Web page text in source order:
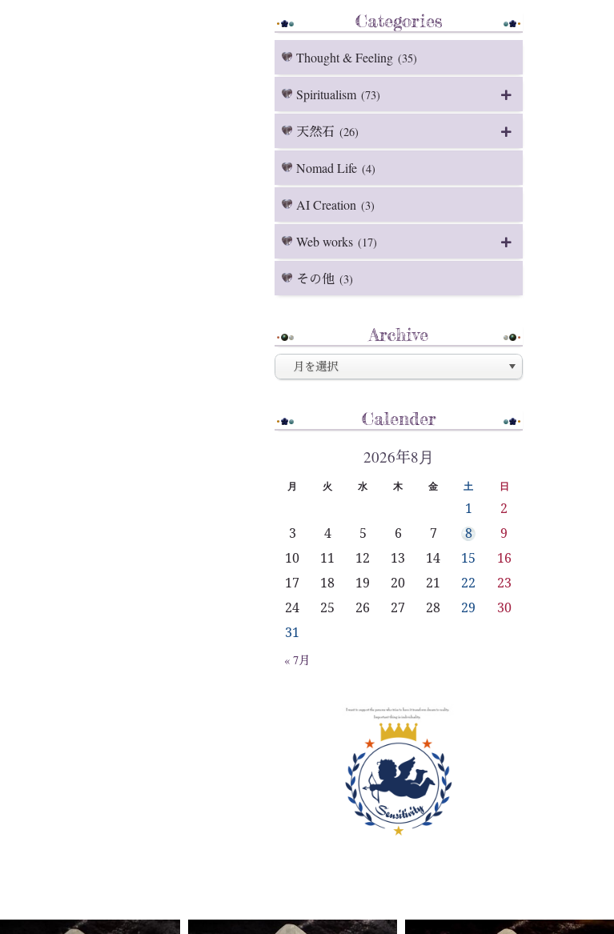
Categories
Thought & Feeling (35)
Spiritualism (73)
天然石 (26)
Nomad Life (4)
AI Creation (3)
Web works (17)
その他 (3)
Archive
Calender
2026年8月
月 火 水 木 金 土 日
1
2
3
4 5 6 7 8
9
10
11 12 13 14 15
16
17
18 19 20 21 22
23
24
25 26 27 28 29
30
31
« 7月